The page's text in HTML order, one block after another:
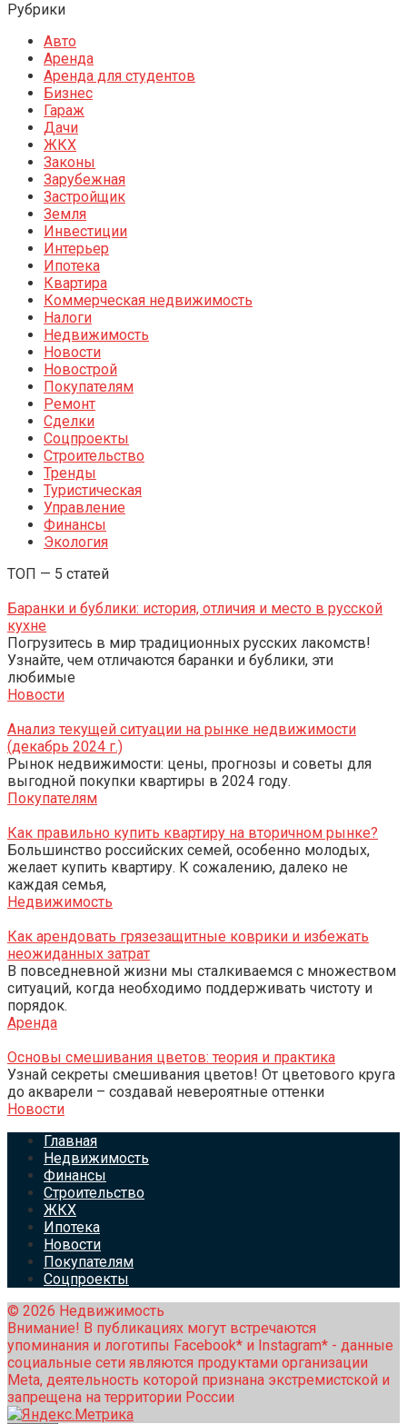
Рубрики
Авто
Аренда
Аренда для студентов
Бизнес
Гараж
Дачи
ЖКХ
Законы
Зарубежная
Застройщик
Земля
Инвестиции
Интерьер
Ипотека
Квартира
Коммерческая недвижимость
Налоги
Недвижимость
Новости
Новострой
Покупателям
Ремонт
Сделки
Соцпроекты
Строительство
Тренды
Туристическая
Управление
Финансы
Экология
ТОП — 5 статей
Баранки и бублики: история, отличия и место в русской
кухне
Погрузитесь в мир традиционных русских лакомств!
Узнайте, чем отличаются баранки и бублики, эти
любимые
Новости
Анализ текущей ситуации на рынке недвижимости
(декабрь 2024 г.)
Рынок недвижимости: цены, прогнозы и советы для
выгодной покупки квартиры в 2024 году.
Покупателям
Как правильно купить квартиру на вторичном рынке?
Большинство российских семей, особенно молодых,
желает купить квартиру. К сожалению, далеко не
каждая семья,
Недвижимость
Как арендовать грязезащитные коврики и избежать
неожиданных затрат
В повседневной жизни мы сталкиваемся с множеством
ситуаций, когда необходимо поддерживать чистоту и
порядок.
Аренда
Основы смешивания цветов: теория и практика
Узнай секреты смешивания цветов! От цветового круга
до акварели – создавай невероятные оттенки
Новости
Главная
Недвижимость
Финансы
Строительство
ЖКХ
Ипотека
Новости
Покупателям
Соцпроекты
© 2026 Недвижимость
Внимание! В публикациях могут встречаются
упоминания и логотипы Facebook* и Instagram* - данные
социальные сети являются продуктами организации
Meta, деятельность которой признана экстремистской и
запрещена на территории России